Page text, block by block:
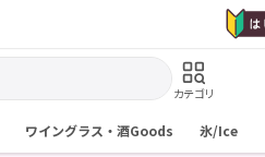
カテゴリ
ワイングラス・酒Goods 氷/Ice